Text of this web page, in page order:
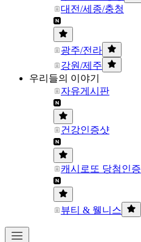
대전/세종/충청
광주/전라
강원/제주
우리들의 이야기
자유게시판
건강인증샷
캐시로또 당첨인증
뷰티 & 웰니스